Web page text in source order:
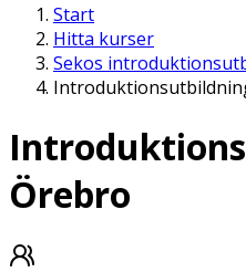
Start
Hitta kurser
Sekos
Örebro